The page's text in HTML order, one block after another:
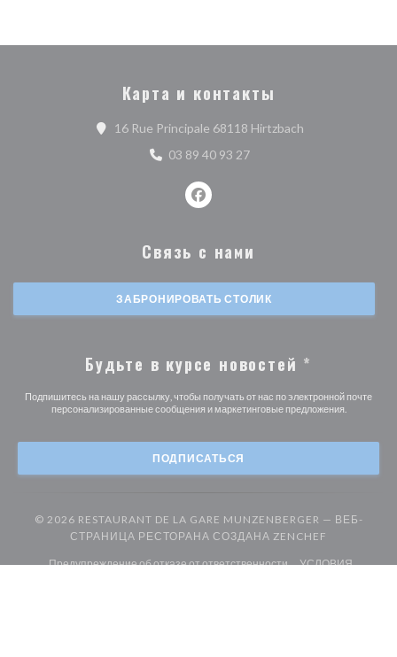
Карта и контакты
16 Rue Principale 68118 Hirtzbach((открывается в
03 89 40 93 27
Facebook ((открывается в
Связь с нами
ЗАБРОНИРОВАТЬ СТОЛИК
Будьте в курсе новостей *
Подпишитесь на нашу рассылку, чтобы получать от нас по электронной почте
персонализированные сообщения и маркетинговые предложения.
ПОДПИСАТЬСЯ
© 2026 RESTAURANT DE LA GARE MUNZENBERGER — ВЕБ-
СТРАНИЦА РЕСТОРАНА СОЗДАНА ZENCHEF
Предупреждение об отказе от ответственности((открывается в
УСЛОВИЯ